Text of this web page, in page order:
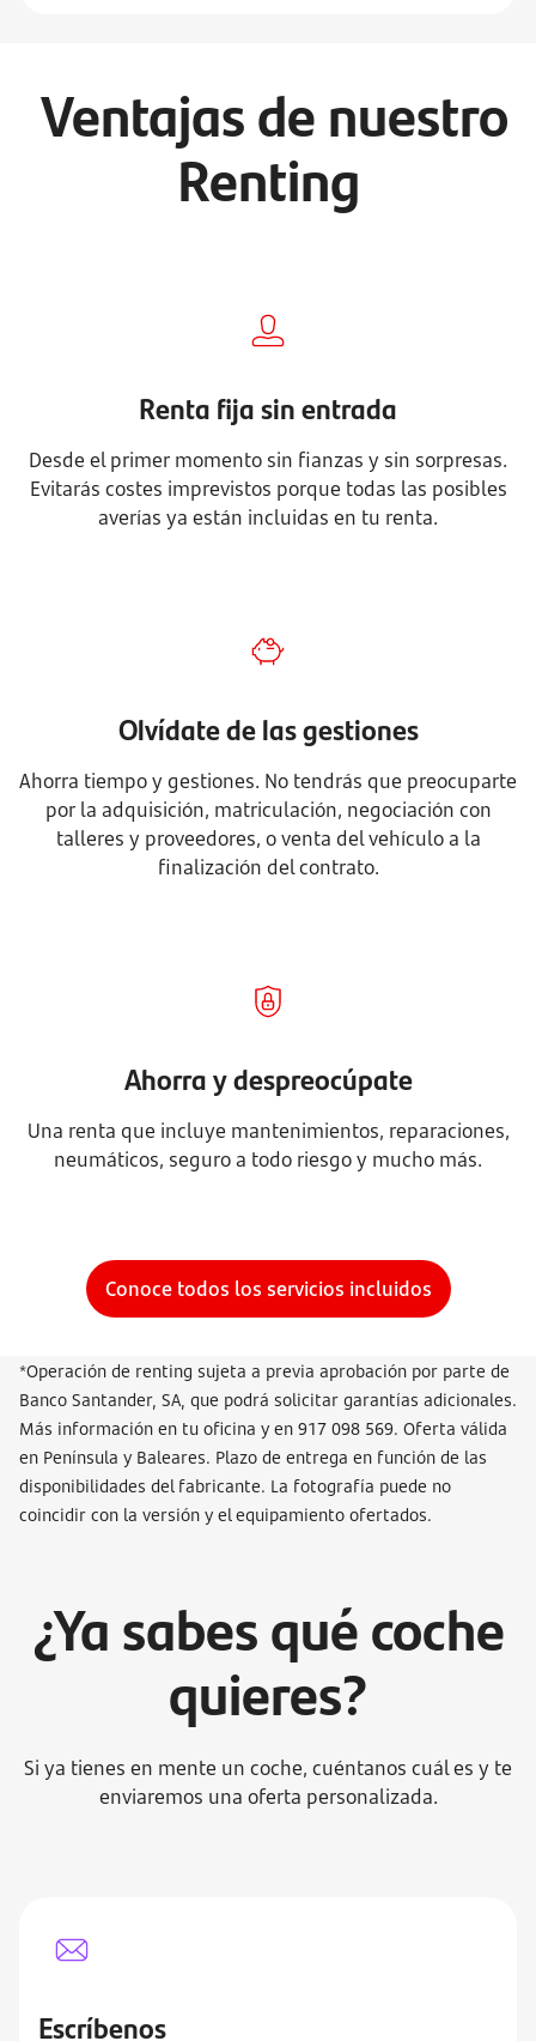
Ventajas de nuestro
Renting
Renta fija sin entrada
Desde el primer momento sin fianzas y sin sorpresas.
Evitarás costes imprevistos porque todas las posibles
averías ya están incluidas en tu renta.
Olvídate de las gestiones
Ahorra tiempo y gestiones. No tendrás que preocuparte
por la adquisición, matriculación, negociación con
talleres y proveedores, o venta del vehículo a la
finalización del contrato.
Ahorra y despreocúpate
Una renta que incluye mantenimientos, reparaciones,
neumáticos, seguro a todo riesgo y mucho más.
Conoce todos los servicios incluidos
*Operación de renting sujeta a previa aprobación por parte de
Banco Santander, SA, que podrá solicitar garantías adicionales.
Más información en tu oficina y en 917 098 569. Oferta válida
en Península y Baleares. Plazo de entrega en función de las
disponibilidades del fabricante. La fotografía puede no
coincidir con la versión y el equipamiento ofertados.
¿Ya sabes qué coche
quieres?
Si ya tienes en mente un coche, cuéntanos cuál es y te
enviaremos una oferta personalizada.
Escríbenos